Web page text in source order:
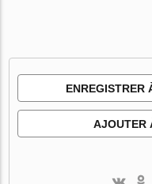
ENREGISTRER
AJOUTER